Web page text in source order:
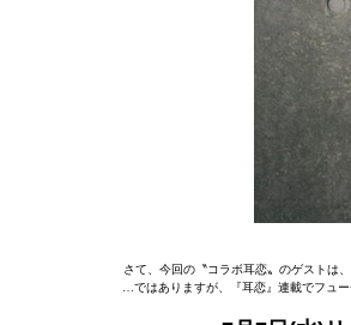
さて、今回の〝コラボ耳恋〟のゲストは
…ではありますが、『耳恋』連載でフュ